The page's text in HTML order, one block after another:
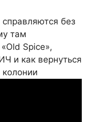
без
там
Spice»,
и как вернуться